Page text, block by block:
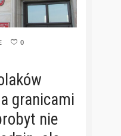
0
granicami
nie